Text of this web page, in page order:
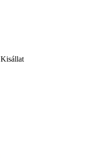
Kisállat